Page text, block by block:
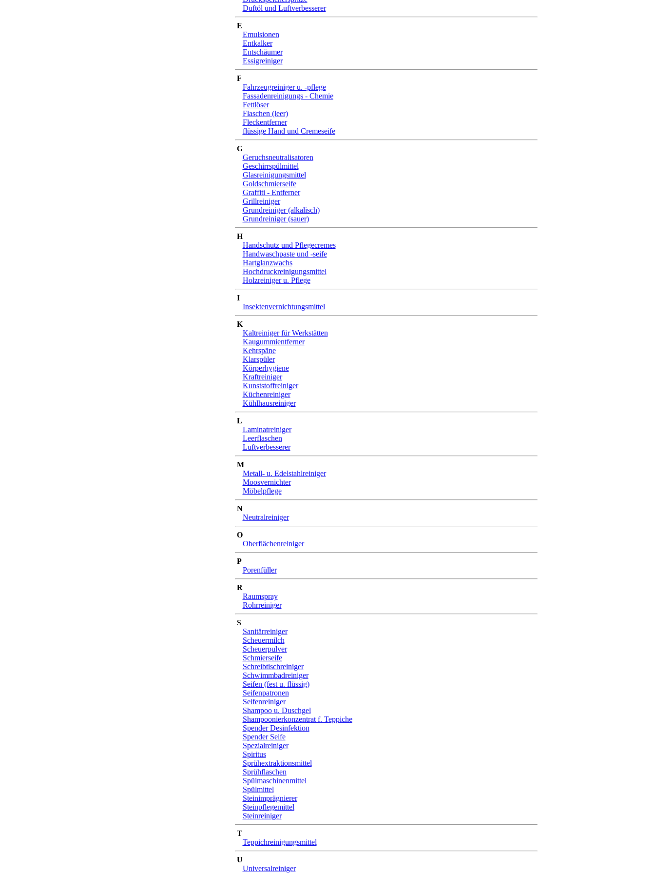
Duftöl und Luftverbesserer
E
Emulsionen
Entkalker
Entschäumer
Essigreiniger
F
Fahrzeugreiniger u. -pflege
Fassadenreinigungs - Chemie
Fettlöser
Flaschen (leer)
Fleckentferner
flüssige Hand und Cremeseife
G
Geruchsneutralisatoren
Geschirrspülmittel
Glasreinigungsmittel
Goldschmierseife
Graffiti - Entferner
Grillreiniger
Grundreiniger (alkalisch)
Grundreiniger (sauer)
H
Handschutz und Pflegecremes
Handwaschpaste und -seife
Hartglanzwachs
Hochdruckreinigungsmittel
Holzreiniger u. Pflege
I
Insektenvernichtungsmittel
K
Kaltreiniger für Werkstätten
Kaugummientferner
Kehrspäne
Klarspüler
Körperhygiene
Kraftreiniger
Kunststoffreiniger
Küchenreiniger
Kühlhausreiniger
L
Laminatreiniger
Leerflaschen
Luftverbesserer
M
Metall- u. Edelstahlreiniger
Moosvernichter
Möbelpflege
N
Neutralreiniger
O
Oberflächenreiniger
P
Porenfüller
R
Raumspray
Rohrreiniger
S
Sanitärreiniger
Scheuermilch
Scheuerpulver
Schmierseife
Schreibtischreiniger
Schwimmbadreiniger
Seifen (fest u. flüssig)
Seifenpatronen
Seifenreiniger
Shampoo u. Duschgel
Shampoonierkonzentrat f. Teppiche
Spender Desinfektion
Spender Seife
Spezialreiniger
Spiritus
Sprühextraktionsmittel
Sprühflaschen
Spülmaschinenmittel
Spülmittel
Steinimprägnierer
Steinpflegemittel
Steinreiniger
T
Teppichreinigungsmittel
U
Universalreiniger